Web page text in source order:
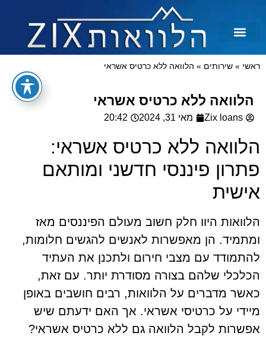
ראשי » שירותים » הלוואה ללא כרטיס אשראי
הלוואה ללא כרטיס אשראי
Zix loans מאי 31, 2024 20:42
הלוואה ללא כרטיס אשראי:
פתרון פיננסי חדשני ומותאם
אישית
הלוואות היוו חלק חשוב מעולם הפיננסים מאז
ומתמיד. הן מאפשרות לאנשים להגשים חלומות,
להתמודד עם מצבי חירום ולתכנן את העתיד
הכלכלי שלהם בצורה מסודרת יותר. עם זאת,
כאשר מדברים על הלוואות, רבים חושבים באופן
מיידי על כרטיסי אשראי. אך האם ידעתם שיש
אפשרות לקבל הלוואה גם ללא כרטיס אשראי?